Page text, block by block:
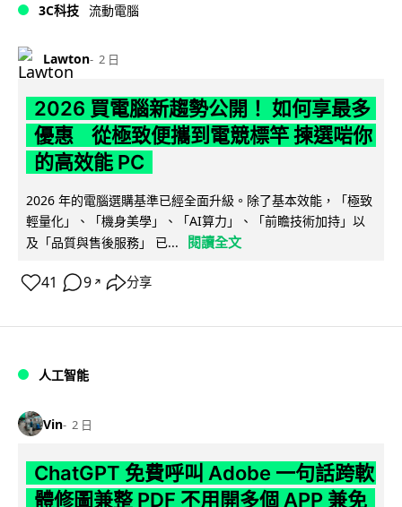
3C科技 流動電腦
Lawton 2 日
2026 買電腦新趨勢公開！ 如何享最多
優惠 從極致便攜到電競標竿 揀選啱你
的高效能 PC
2026 年的電腦選購基準已經全面升級。除了基本效能，「極致
輕量化」、「機身美學」、「AI算力」、「前瞻技術加持」以
及「品質與售後服務」 已...
閱讀全文
41 9 ↗ 分享
人工智能
Vin 2 日
ChatGPT 免費呼叫 Adobe 一句話跨軟
體修圖兼整 PDF 不用開多個 APP 兼免